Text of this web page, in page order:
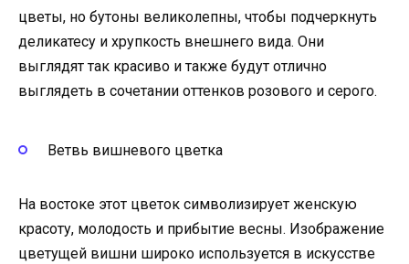
цветы, но бутоны великолепны, чтобы подчеркнуть
деликатесу и хрупкость внешнего вида. Они
выглядят так красиво и также будут отлично
выглядеть в сочетании оттенков розового и серого.
Ветвь вишневого цветка
На востоке этот цветок символизирует женскую
красоту, молодость и прибытие весны. Изображение
цветущей вишни широко используется в искусстве